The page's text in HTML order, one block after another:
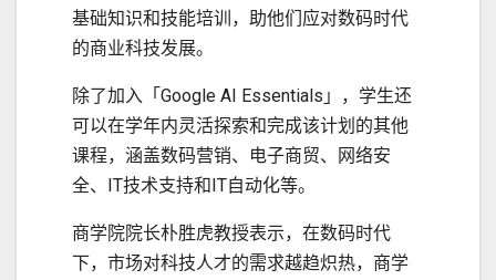
基础知识和技能培训，助他们应对数码时代
的商业科技发展。
除了加入「Google AI Essentials」，学生还
可以在学年内灵活探索和完成该计划的其他
课程，涵盖数码营销、电子商贸、网络安
全、IT技术支持和IT自动化等。
商学院院长朴胜虎教授表示，在数码时代
下，市场对科技人才的需求越趋炽热，商学